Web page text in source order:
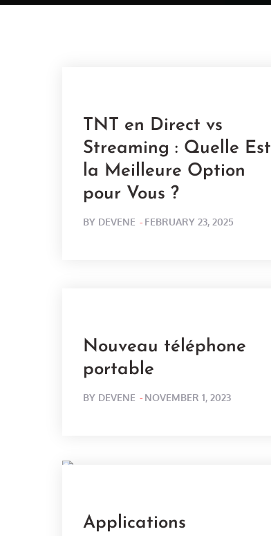
TNT en Direct vs
Streaming : Quelle Est
la Meilleure Option
pour Vous ?
BY DEVENE POSTED
FEBRUARY 23, 2025
Nouveau téléphone
portable
BY DEVENE POSTED
NOVEMBER 1, 2023
Applications